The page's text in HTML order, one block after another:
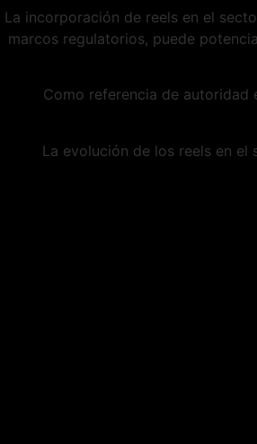
La incorporación de reels en el
marcos regulatorios, puede
Como referencia de autoridad
La evolución de los reels en